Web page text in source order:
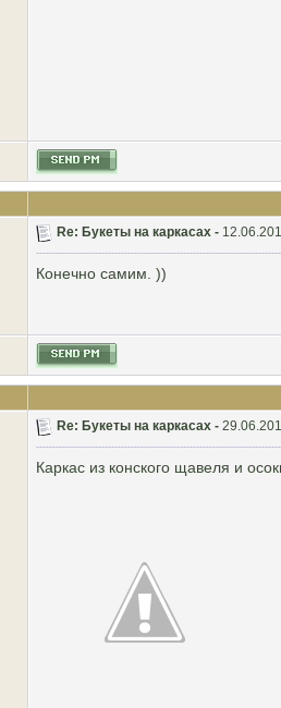
Re: Букеты на каркасах -
Конечно самим. ))
Re: Букеты на каркасах -
Каркас из конского щавеля и